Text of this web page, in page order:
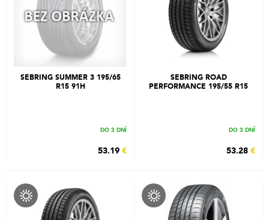
SEBRING SUMMER 3 195/65
R15 91H
DO 3 DNÍ
53.19 €
SEBRING ROAD
PERFORMANCE 195/55 R15
DO 3 DNÍ
53.28 €